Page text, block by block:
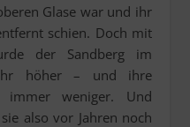
Glase war und ihr
schien. Doch mit
der Sandberg im
höher – und ihre
immer weniger. Und
also vor Jahren noch